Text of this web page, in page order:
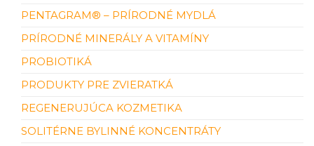
PENTAGRAM® – PRÍRODNÉ MYDLÁ
PRÍRODNÉ MINERÁLY A VITAMÍNY
PROBIOTIKÁ
PRODUKTY PRE ZVIERATKÁ
REGENERUJÚCA KOZMETIKA
SOLITÉRNE BYLINNÉ KONCENTRÁTY